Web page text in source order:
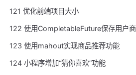
121 优化前端项目大小
123 使用mahout实现商品推荐功能
124 小程序增加“猜你喜欢”功能